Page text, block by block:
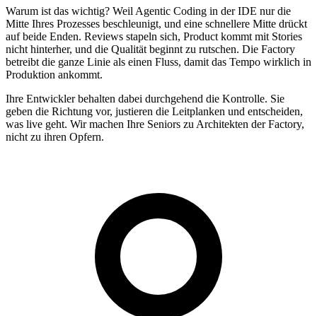
Warum ist das wichtig? Weil Agentic Coding in der IDE nur die
Mitte Ihres Prozesses beschleunigt, und eine schnellere Mitte drückt
auf beide Enden. Reviews stapeln sich, Product kommt mit Stories
nicht hinterher, und die Qualität beginnt zu rutschen. Die Factory
betreibt die ganze Linie als einen Fluss, damit das Tempo wirklich in
Produktion ankommt.
Ihre Entwickler behalten dabei durchgehend die Kontrolle. Sie
geben die Richtung vor, justieren die Leitplanken und entscheiden,
was live geht. Wir machen Ihre Seniors zu Architekten der Factory,
nicht zu ihren Opfern.